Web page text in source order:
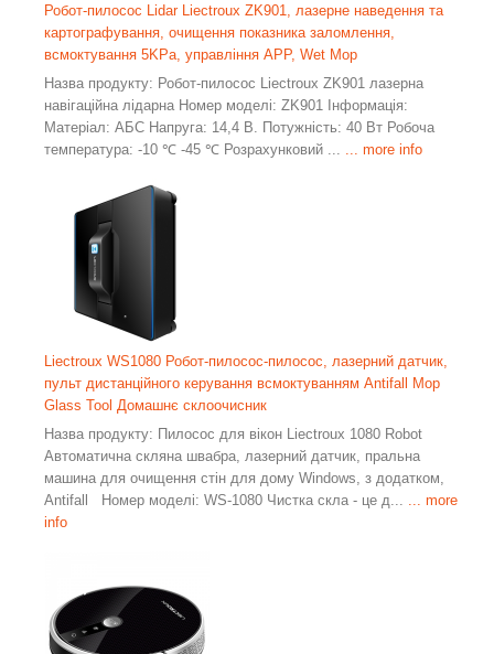
Робот-пилосос Lidar Liectroux ZK901, лазерне наведення та
картографування, очищення показника заломлення,
всмоктування 5KPa, управління APP, Wet Mop
Назва продукту: Робот-пилосос Liectroux ZK901 лазерна
навігаційна лідарна Номер моделі: ZK901 Інформація:
Матеріал: АБС Напруга: 14,4 В. Потужність: 40 Вт Робоча
температура: -10 ℃ -45 ℃ Розрахунковий ...
... more info
Liectroux WS1080 Робот-пилосос-пилосос, лазерний датчик,
пульт дистанційного керування всмоктуванням Antifall Mop
Glass Tool Домашнє склоочисник
Назва продукту: Пилосос для вікон Liectroux 1080 Robot
Автоматична скляна швабра, лазерний датчик, пральна
машина для очищення стін для дому Windows, з додатком,
Antifall Номер моделі: WS-1080 Чистка скла - це д...
... more
info